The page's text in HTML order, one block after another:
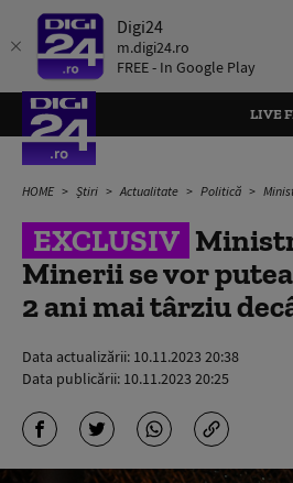
Digi24
m.digi24.ro
FREE - In Google Play
LIVE
HOME Știri Actualitate Politică Ministrul
EXCLUSIV
Minerii se vor
2 ani mai târziu
Data actualizării: 10.11.2023 20:38
Data publicării: 10.11.2023 20:25